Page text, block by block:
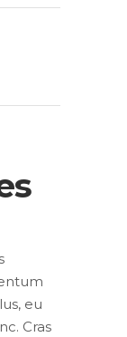
eu
Cras